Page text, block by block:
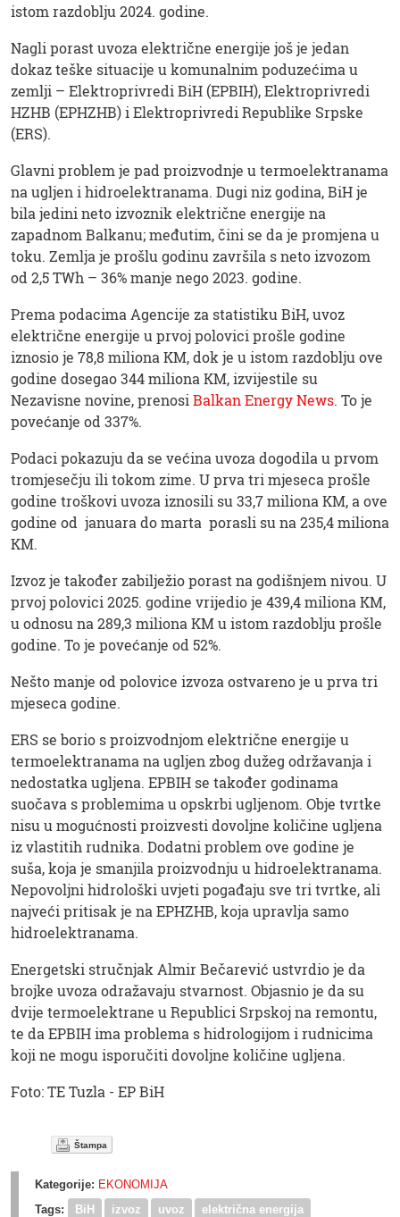
istom razdoblju 2024. godine.
Nagli porast uvoza električne energije još je jedan
dokaz teške situacije u komunalnim poduzećima u
zemlji – Elektroprivredi BiH (EPBIH), Elektroprivredi
HZHB (EPHZHB) i Elektroprivredi Republike Srpske
(ERS).
Glavni problem je pad proizvodnje u termoelektranama
na ugljen i hidroelektranama. Dugi niz godina, BiH je
bila jedini neto izvoznik električne energije na
zapadnom Balkanu; međutim, čini se da je promjena u
toku. Zemlja je prošlu godinu završila s neto izvozom
od 2,5 TWh – 36% manje nego 2023. godine.
Prema podacima Agencije za statistiku BiH, uvoz
električne energije u prvoj polovici prošle godine
iznosio je 78,8 miliona KM, dok je u istom razdoblju ove
godine dosegao 344 miliona KM, izvijestile su
Nezavisne novine, prenosi Balkan Energy News. To je
povećanje od 337%.
Podaci pokazuju da se većina uvoza dogodila u prvom
tromjesečju ili tokom zime. U prva tri mjeseca prošle
godine troškovi uvoza iznosili su 33,7 miliona KM, a ove
godine od januara do marta porasli su na 235,4 miliona
KM.
Izvoz je također zabilježio porast na godišnjem nivou. U
prvoj polovici 2025. godine vrijedio je 439,4 miliona KM,
u odnosu na 289,3 miliona KM u istom razdoblju prošle
godine. To je povećanje od 52%.
Nešto manje od polovice izvoza ostvareno je u prva tri
mjeseca godine.
ERS se borio s proizvodnjom električne energije u
termoelektranama na ugljen zbog dužeg održavanja i
nedostatka ugljena. EPBIH se također godinama
suočava s problemima u opskrbi ugljenom. Obje tvrtke
nisu u mogućnosti proizvesti dovoljne količine ugljena
iz vlastitih rudnika. Dodatni problem ove godine je
suša, koja je smanjila proizvodnju u hidroelektranama.
Nepovoljni hidrološki uvjeti pogađaju sve tri tvrtke, ali
najveći pritisak je na EPHZHB, koja upravlja samo
hidroelektranama.
Energetski stručnjak Almir Bečarević ustvrdio je da
brojke uvoza odražavaju stvarnost. Objasnio je da su
dvije termoelektrane u Republici Srpskoj na remontu,
te da EPBIH ima problema s hidrologijom i rudnicima
koji ne mogu isporučiti dovoljne količine ugljena.
Foto: TE Tuzla - EP BiH
Štampa
Kategorije: EKONOMIJA
Tags:
BiH izvoz uvoz
električna energija